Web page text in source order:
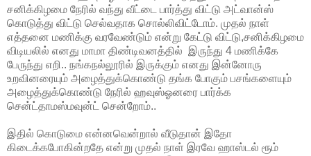
சனிக்கிழமை நேரில் வந்து வீட்டை பார்த்து விட்டு அட்வான்ஸ்
கொடுத்து விட்டு செல்வதாக சொல்லிவிட்டோம். முதல் நாள்
எத்தனை மணிக்கு வரவேண்டும் என்று கேட்டு விட்டு,சனிக்கிழமை
விடியலில் எனது மாமா திண்டிவனத்தில் இருந்து 4 மணிக்கே
பேருந்து எறி.. நங்கநல்லூரில் இருக்கும் எனது இன்னோரு
உறவினரையும் அழைத்துக்கொண்டு தங்க போகும் பசங்களையும்
அழைத்துக்கொண்டு நேரில் ஹவுஸ்ஓனரை பார்க்க
சென்ட்தாமஸ்மவுன்ட் சென்றோம்..
இதில் கொடுமை என்னவென்றால் வீடுதான் இதோ
கிடைக்கபோகின்றதே என்று முதல் நாள் இரவே ஹாஸ்டல் ரூம்